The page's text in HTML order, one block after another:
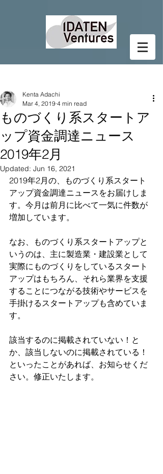
ものづくり系スタートア
ップ資金調達ニュース
2019年2月
Kenta Adachi
Mar 4, 2019 4 min read
Updated: Jun 16, 2021
2019年2月の、ものづくり系スタート
アップ資金調達ニュースをお届けしま
す。今月は前月に比べて一気に件数が
増加しています。
なお、ものづくり系スタートアップと
いうのは、主に製造業・建設業として
実際にものづくりをしているスタート
アップはもちろん、それら業界を支援
することにつながる技術やサービスを
手掛けるスタートアップも含めていま
す。
該当するのに掲載されていない！と
か、該当しないのに掲載されている！
といったことがあれば、お知らせくだ
さい。修正いたします。